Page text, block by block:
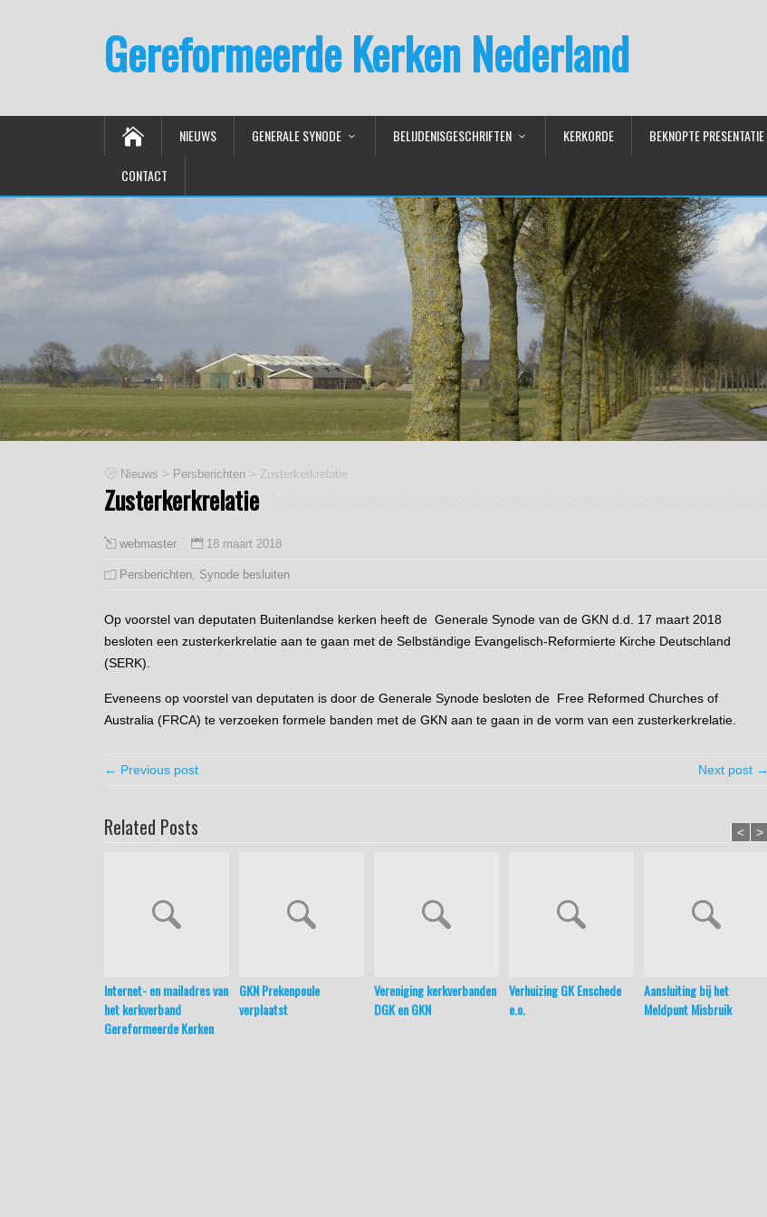
Gereformeerde Kerken Nederland
NIEUWS GENERALE SYNODE BELIJDENISGESCHRIFTEN KERKORDE BEKNOPTE PRESENTATIE
CONTACT
Nieuws > Persberichten > Zusterkerkrelatie
Zusterkerkrelatie
webmaster 18 maart 2018
Persberichten Synode besluiten
Op voorstel van deputaten Buitenlandse kerken heeft de Generale Synode van de GKN d.d. 17 maart 2018
besloten een zusterkerkrelatie aan te gaan met de Selbständige Evangelisch-Reformierte Kirche Deutschland
(SERK).
Eveneens op voorstel van deputaten is door de Generale Synode besloten de Free Reformed Churches of
Australia (FRCA) te verzoeken formele banden met de GKN aan te gaan in de vorm van een zusterkerkrelatie.
← Previous post Next post →
Related Posts
Internet- en mailadres van
het kerkverband
Gereformeerde Kerken
GKN Prekenpoule
verplaatst
Vereniging kerkverbanden
DGK en GKN
Verhuizing GK Enschede
e.o.
Aansluiting bij het
Meldpunt Misbruik
< >